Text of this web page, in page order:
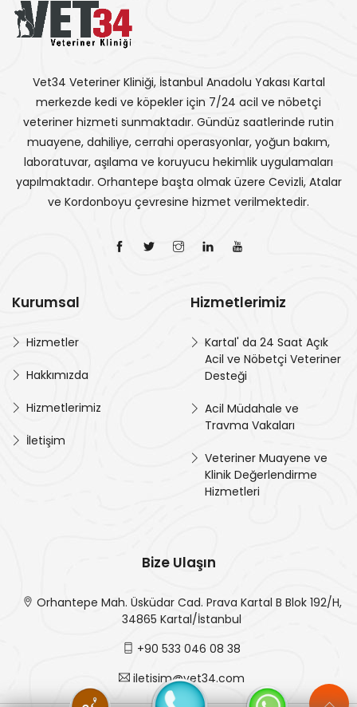
Vet34 Veteriner Kliniği, İstanbul Anadolu Yakası Kartal
merkezde kedi ve köpekler için 7/24 acil ve nöbetçi
veteriner hizmeti sunmaktadır. Gündüz saatlerinde rutin
muayene, dahiliye, cerrahi operasyonlar, yoğun bakım,
laboratuvar, aşılama ve koruyucu hekimlik uygulamaları
yapılmaktadır. Orhantepe başta olmak üzere Cevizli, Atalar
ve Kordonboyu çevresine hizmet verilmektedir.
Kurumsal
Hizmetler
Hakkımızda
Hizmetlerimiz
İletişim
Hizmetlerimiz
Kartal' da 24 Saat Açık
Acil ve Nöbetçi Veteriner
Desteği
Acil Müdahale ve
Travma Vakaları
Veteriner Muayene ve
Klinik Değerlendirme
Hizmetleri
Bize Ulaşın
Orhantepe Mah. Üsküdar Cad. Prava Kartal B Blok 192/H,
34865 Kartal/İstanbul
+90 533 046 08 38
iletisim@vet34.com